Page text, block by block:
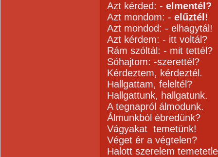
Azt kérded: - elmentél?
Azt mondom: - elűztél!
Azt mondod: - elhagytál!
Azt kérdem: - itt voltál?
Rám szóltál: - mit tettél?
Sóhajtom: -szerettél?
Kérdeztem, kérdeztél.
Hallgattam, feleltél?
Hallgattunk, hallgatunk.
A tegnapról álmodunk.
Álmunkból ébredünk?
Vágyakat temetünk!
Véget ér a végtelen?
Halott szerelem